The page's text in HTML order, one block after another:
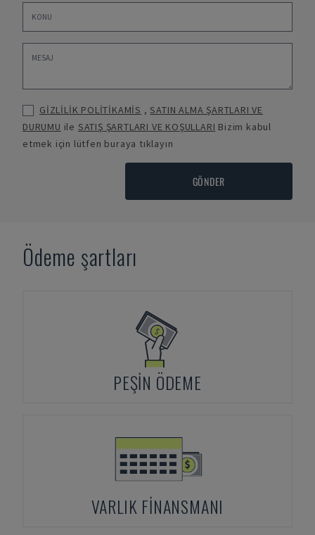
GİZLİLİK POLİTİKAMİS ,SATIN ALMA ŞARTLARI VE
DURUMU ile SATIŞ ŞARTLARI VE KOŞULLARI Bizim kabul
etmek için lütfen buraya tıklayın
GÖNDER
Ödeme şartları
PEŞIN ÖDEME
VARLIK FINANSMANI